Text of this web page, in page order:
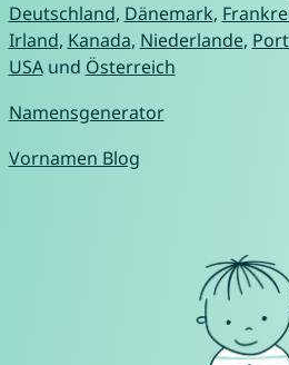
Deutschland, Dänemark,
Irland, Kanada, Niederlande,
USAund Österreich
Namensgenerator
Vornamen Blog